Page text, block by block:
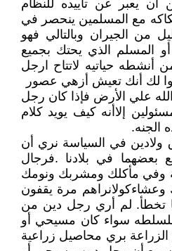
أن يعبر عن تأييده للنظام
مع المسلمين ينحصر في
من الجيران وبالتالي فهو
المسلم الذي يحتك بجميع
أنشطه حياتيه لاتتاح ارجل
لك أنك تعيش أزهي عصور
علي الأرض فإذا كان رجل
إلاأنه كيف يويد كلام
الجنه.
ولادين في السياسة نري أن
بعضهما في بلادنا .فرجال
وفي مأكلك ومشربك ونومك
مرة يقفون
تخطأ. لم أري رجل دين من
للسلطه سواء كان مسيحي أو
بري محاصيل زراعية